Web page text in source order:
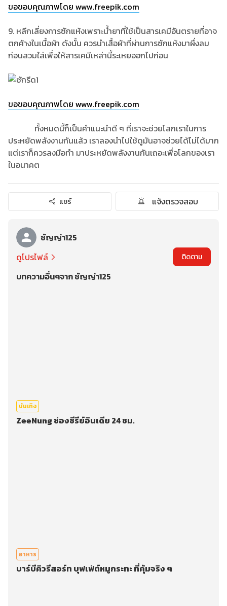
ขอขอบคุณภาพโดย www.freepik.com
9. หลีกเลี่ยงการซักแห้งเพราะน้ำยาที่ใช้เป็นสารเคมีอันตรายที่อาจ
ตกค้างในเนื้อผ้า ดังนั้น ควรนำเสื้อผ้าที่ผ่านการซักแห้งมาผึ่งลม
ก่อนสวมใส่เพื่อให้สารเคมีเหล่านี้ระเหยออกไปก่อน
ขอขอบคุณภาพโดย www.freepik.com
ทั้งหมดนี้ก็เป็นคำแนะนำดี ๆ ที่เราจะช่วยโลกเราในการ
ประหยัดพลังงานกันแล้ว เราลองนำไปใช้ดูมันอาจช่วยได้ไม่ได้มาก
แต่เราก็ควรลงมือทำ มาประหยัดพลังงานกันเถอะเพื่อโลกของเรา
ในอนาคต
แชร์ แจ้งตรวจสอบ
ชัญญ่า125
ดูโปรไฟล์
ติดตาม
บทความอื่นๆจาก ชัญญ่า125
บันเทิง
ZeeNung ช่องซีรีย์อินเดีย 24 ชม.
อาหาร
บาร์บีคิวรีสอร์ท บุฟเฟ่ต์หมูกระทะ ที่คุ้มจริง ๆ